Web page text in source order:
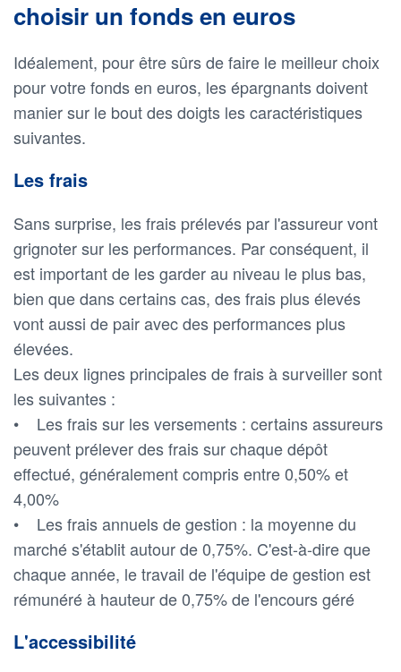
choisir un fonds en euros
Idéalement, pour être sûrs de faire le meilleur choix
pour votre fonds en euros, les épargnants doivent
manier sur le bout des doigts les caractéristiques
suivantes.
Les frais
Sans surprise, les frais prélevés par l'assureur vont
grignoter sur les performances. Par conséquent, il
est important de les garder au niveau le plus bas,
bien que dans certains cas, des frais plus élevés
vont aussi de pair avec des performances plus
élevées.
Les deux lignes principales de frais à surveiller sont
les suivantes :
• Les frais sur les versements : certains assureurs
peuvent prélever des frais sur chaque dépôt
effectué, généralement compris entre 0,50% et
4,00%
• Les frais annuels de gestion : la moyenne du
marché s'établit autour de 0,75%. C'est-à-dire que
chaque année, le travail de l'équipe de gestion est
rémunéré à hauteur de 0,75% de l'encours géré
L'accessibilité